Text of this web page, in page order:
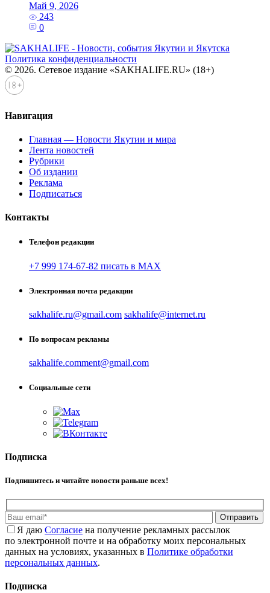
Май 9, 2026
243
0
Политика конфиденциальности
© 2026. Сетевое издание «SAKHALIFE.RU» (18+)
Навигация
Главная — Новости Якутии и мира
Лента новостей
Рубрики
Об издании
Реклама
Подписаться
Контакты
Телефон редакции
+7 999 174-67-82 писать в MAX
Электронная почта редакции
sakhalife.ru@gmail.com sakhalife@internet.ru
По вопросам рекламы
sakhalife.comment@gmail.com
Социальные сети
Подписка
Подпишитесь и читайте новости раньше всех!
Отправить
Я даю Cогласие на получение рекламных рассылок
по электронной почте и на обработку моих персональных
данных на условиях, указанных в Политике обработки
персональных данных.
Подписка